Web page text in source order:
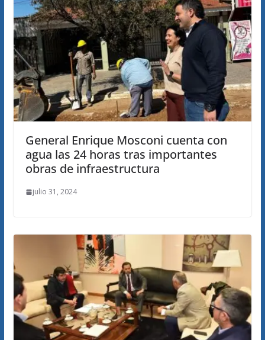
General Enrique Mosconi cuenta con
agua las 24 horas tras importantes
obras de infraestructura
julio 31, 2024